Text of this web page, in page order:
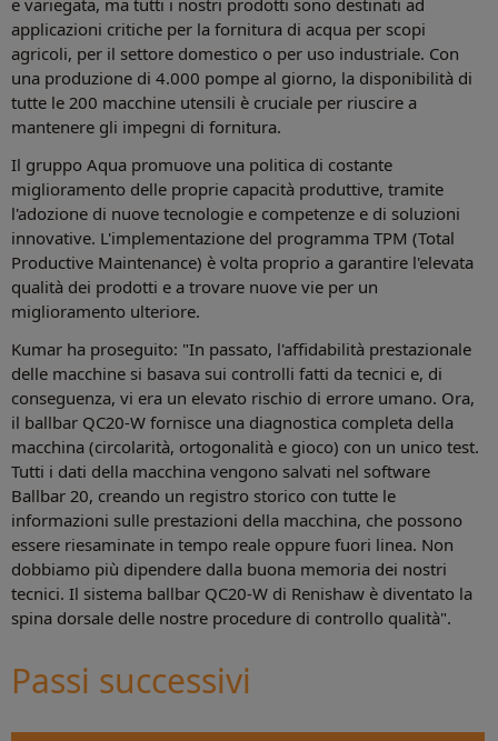
applicazioni critiche per la fornitura di acqua per scopi
agricoli, per il settore domestico o per uso industriale. Con
una produzione di 4.000 pompe al giorno, la disponibilità di
tutte le 200 macchine utensili è cruciale per riuscire a
mantenere gli impegni di fornitura.
Il gruppo Aqua promuove una politica di costante
miglioramento delle proprie capacità produttive, tramite
l'adozione di nuove tecnologie e competenze e di soluzioni
innovative. L'implementazione del programma TPM (Total
Productive Maintenance) è volta proprio a garantire l'elevata
qualità dei prodotti e a trovare nuove vie per un
miglioramento ulteriore.
Kumar ha proseguito: "In passato, l'affidabilità prestazionale
delle macchine si basava sui controlli fatti da tecnici e, di
conseguenza, vi era un elevato rischio di errore umano. Ora,
il ballbar QC20-W fornisce una diagnostica completa della
macchina (circolarità, ortogonalità e gioco) con un unico test.
Tutti i dati della macchina vengono salvati nel software
Ballbar 20, creando un registro storico con tutte le
informazioni sulle prestazioni della macchina, che possono
essere riesaminate in tempo reale oppure fuori linea. Non
dobbiamo più dipendere dalla buona memoria dei nostri
tecnici. Il sistema ballbar QC20-W di Renishaw è diventato la
spina dorsale delle nostre procedure di controllo qualità".
Passi successivi